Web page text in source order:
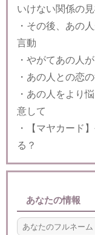
いけない関係の
・その後、あの
言動
・やがてあの人
・あの人との恋
・あの人をより
意して
・【マヤカード
る？
あなたの情報